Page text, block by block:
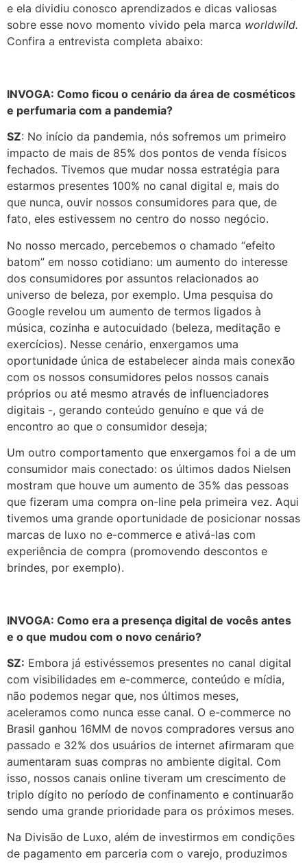
e ela dividiu conosco aprendizados e dicas valiosas
sobre esse novo momento vivido pela marca worldwild.
Confira a entrevista completa abaixo:
INVOGA: Como ficou o cenário da área de cosméticos
e perfumaria com a pandemia?
SZ: No início da pandemia, nós sofremos um primeiro
impacto de mais de 85% dos pontos de venda físicos
fechados. Tivemos que mudar nossa estratégia para
estarmos presentes 100% no canal digital e, mais do
que nunca, ouvir nossos consumidores para que, de
fato, eles estivessem no centro do nosso negócio.
No nosso mercado, percebemos o chamado “efeito
batom” em nosso cotidiano: um aumento do interesse
dos consumidores por assuntos relacionados ao
universo de beleza, por exemplo. Uma pesquisa do
Google revelou um aumento de termos ligados à
música, cozinha e autocuidado (beleza, meditação e
exercícios). Nesse cenário, enxergamos uma
oportunidade única de estabelecer ainda mais conexão
com os nossos consumidores pelos nossos canais
próprios ou até mesmo através de influenciadores
digitais -, gerando conteúdo genuíno e que vá de
encontro ao que o consumidor deseja;
Um outro comportamento que enxergamos foi a de um
consumidor mais conectado: os últimos dados Nielsen
mostram que houve um aumento de 35% das pessoas
que fizeram uma compra on-line pela primeira vez. Aqui
tivemos uma grande oportunidade de posicionar nossas
marcas de luxo no e-commerce e ativá-las com
experiência de compra (promovendo descontos e
brindes, por exemplo).
INVOGA: Como era a presença digital de vocês antes
e o que mudou com o novo cenário?
SZ: Embora já estivéssemos presentes no canal digital
com visibilidades em e-commerce, conteúdo e mídia,
não podemos negar que, nos últimos meses,
aceleramos como nunca esse canal. O e-commerce no
Brasil ganhou 16MM de novos compradores versus ano
passado e 32% dos usuários de internet afirmaram que
aumentaram suas compras no ambiente digital. Com
isso, nossos canais online tiveram um crescimento de
triplo dígito no período de confinamento e continuarão
sendo uma grande prioridade para os próximos meses.
Na Divisão de Luxo, além de investirmos em condições
de pagamento em parceria com o varejo, produzimos